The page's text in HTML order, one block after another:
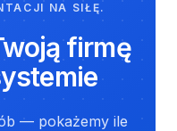
NA SIŁĘ.
firmę
— pokażemy ile